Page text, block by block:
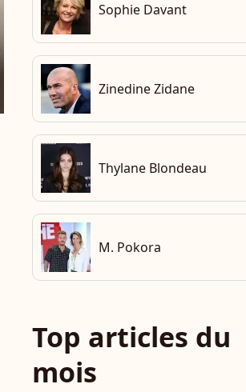
Sophie Davant
Zinedine Zidane
Thylane Blondeau
M. Pokora
Top articles du
mois